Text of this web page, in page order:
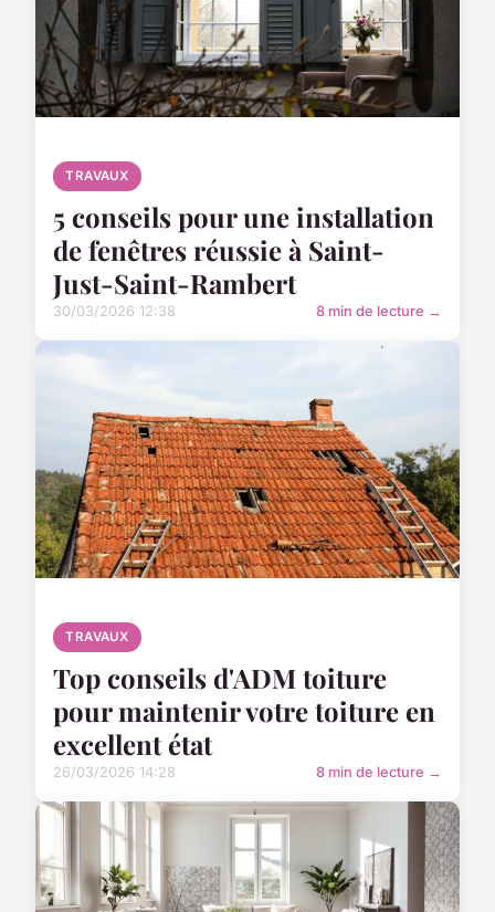
TRAVAUX
5 conseils pour une installation
de fenêtres réussie à Saint-
Just-Saint-Rambert
30/03/2026 12:38 8 min de lecture →
TRAVAUX
Top conseils d'ADM toiture
pour maintenir votre toiture en
excellent état
26/03/2026 14:28 8 min de lecture →